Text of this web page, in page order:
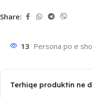
Share:
13 Persona po e
Terhiqe produktin ne